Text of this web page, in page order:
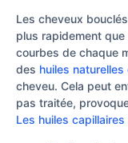
Les cheveux
plus rapidement
courbes de chaque
des huiles
cheveu. Cela peut
pas traitée,
Les huiles capillaires